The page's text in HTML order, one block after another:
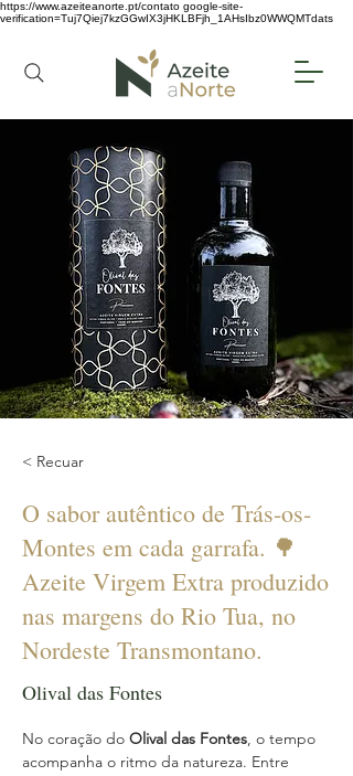
https://www.azeiteanorte.pt/contato google-site-
verification=Tuj7Qiej7kzGGwIX3jHKLBFjh_1AHsIbz0WWQMTdats
< Recuar
O sabor autêntico de Trás-os-
Montes em cada garrafa. 🌳
Azeite Virgem Extra produzido
nas margens do Rio Tua, no
Nordeste Transmontano.
Olival das Fontes
No coração do Olival das Fontes, o tempo
acompanha o ritmo da natureza. Entre